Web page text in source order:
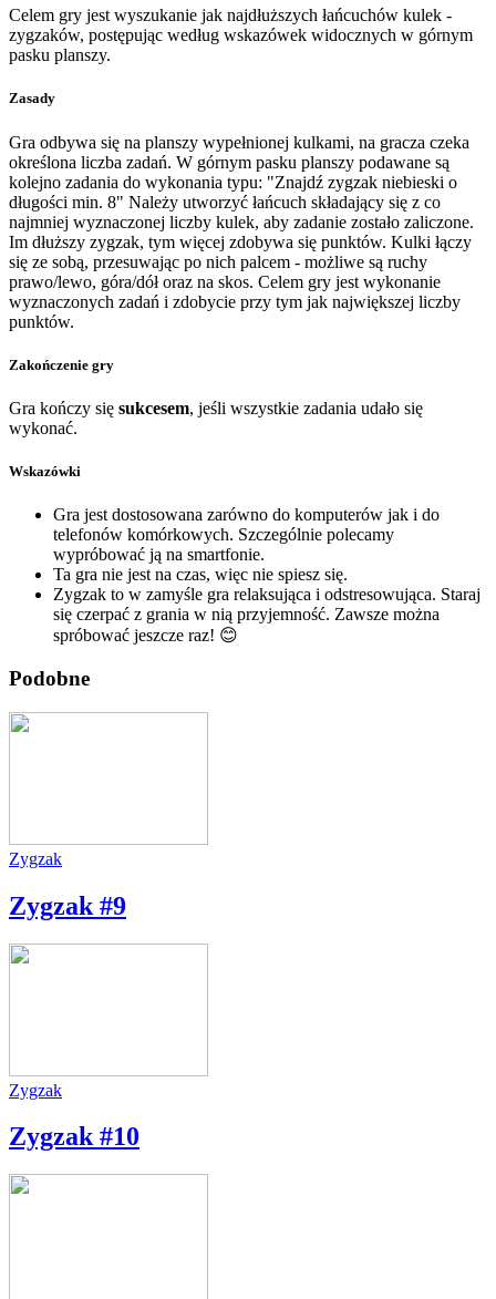
Celem gry jest wyszukanie jak najdłuższych łańcuchów kulek -
zygzaków, postępując według wskazówek widocznych w górnym
pasku planszy.
Zasady
Gra odbywa się na planszy wypełnionej kulkami, na gracza czeka
określona liczba zadań. W górnym pasku planszy podawane są
kolejno zadania do wykonania typu: "Znajdź zygzak niebieski o
długości min. 8" Należy utworzyć łańcuch składający się z co
najmniej wyznaczonej liczby kulek, aby zadanie zostało zaliczone.
Im dłuższy zygzak, tym więcej zdobywa się punktów. Kulki łączy
się ze sobą, przesuwając po nich palcem - możliwe są ruchy
prawo/lewo, góra/dół oraz na skos. Celem gry jest wykonanie
wyznaczonych zadań i zdobycie przy tym jak największej liczby
punktów.
Zakończenie gry
Gra kończy się sukcesem, jeśli wszystkie zadania udało się
wykonać.
Wskazówki
Gra jest dostosowana zarówno do komputerów jak i do
telefonów komórkowych. Szczególnie polecamy
wypróbować ją na smartfonie.
Ta gra nie jest na czas, więc nie spiesz się.
Zygzak to w zamyśle gra relaksująca i odstresowująca. Staraj
się czerpać z grania w nią przyjemność. Zawsze można
spróbować jeszcze raz! 😊
Podobne
Zygzak
Zygzak #9
Zygzak
Zygzak #10